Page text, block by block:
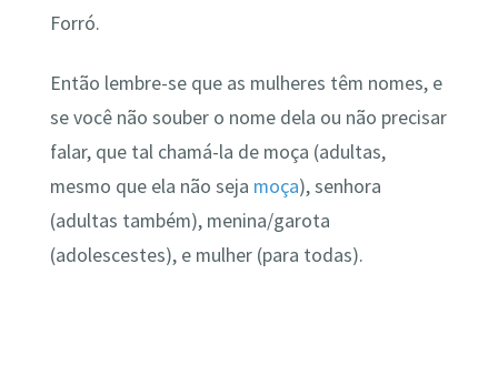
Forró.
Então lembre-se que as mulheres têm nomes, e
se você não souber o nome dela ou não precisar
falar, que tal chamá-la de moça (adultas,
mesmo que ela não seja moça), senhora
(adultas também), menina/garota
(adolescestes), e mulher (para todas).